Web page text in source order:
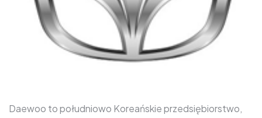
Daewoo to południowo Koreańskie przedsiębiorstwo,